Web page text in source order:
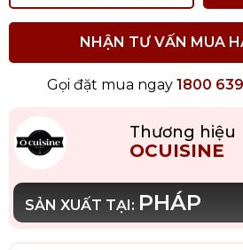
NHẬN TƯ VẤN MUA
Gọi đặt mua ngay 1800
Thương hiệu
OCUISINE
SẢN XUẤT TẠI: PHÁP